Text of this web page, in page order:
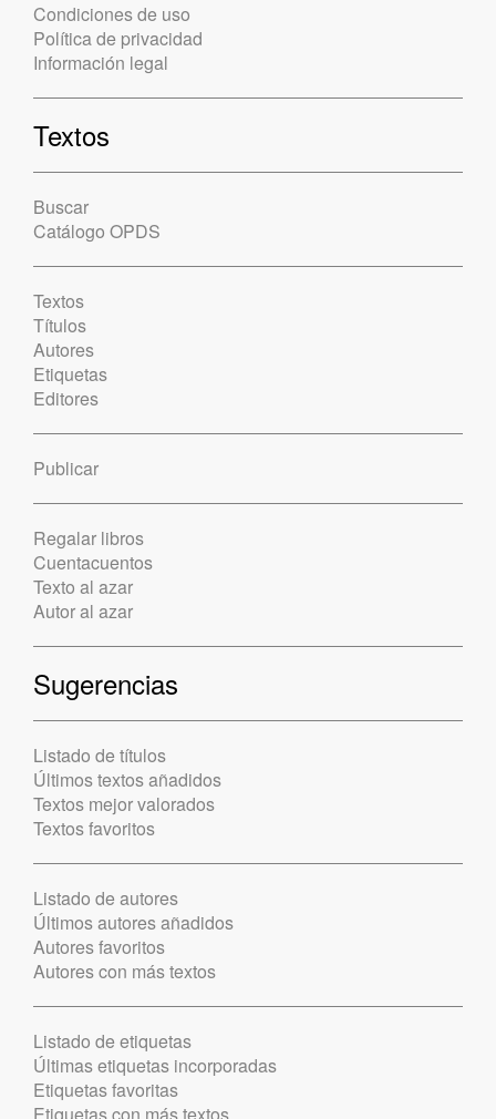
Condiciones de uso
Política de privacidad
Información legal
Textos
Buscar
Catálogo OPDS
Textos
Títulos
Autores
Etiquetas
Editores
Publicar
Regalar libros
Cuentacuentos
Texto al azar
Autor al azar
Sugerencias
Listado de títulos
Últimos textos añadidos
Textos mejor valorados
Textos favoritos
Listado de autores
Últimos autores añadidos
Autores favoritos
Autores con más textos
Listado de etiquetas
Últimas etiquetas incorporadas
Etiquetas favoritas